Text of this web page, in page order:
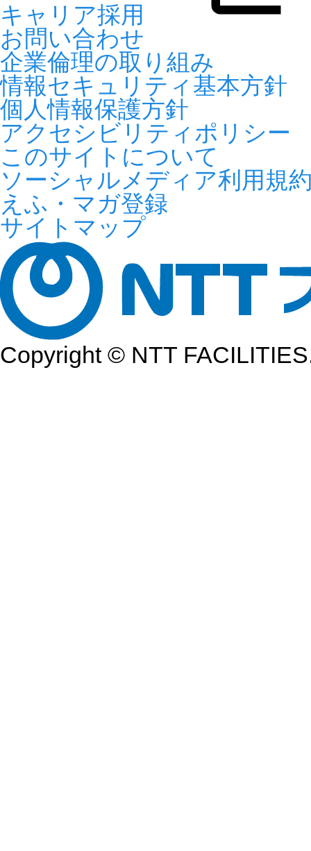
キャリア採用
お問い合わせ
企業倫理の取り組み
情報セキュリティ基本方針
個人情報保護方針
アクセシビリティポリシー
このサイトについて
ソーシャルメディア利用規
えふ・マガ登録
サイトマップ
Copyright © NTT